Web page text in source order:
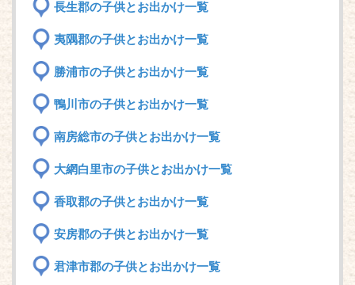
長生郡の子供とお出かけ一覧
夷隅郡の子供とお出かけ一覧
勝浦市の子供とお出かけ一覧
鴨川市の子供とお出かけ一覧
南房総市の子供とお出かけ一覧
大網白里市の子供とお出かけ一覧
香取郡の子供とお出かけ一覧
安房郡の子供とお出かけ一覧
君津市郡の子供とお出かけ一覧